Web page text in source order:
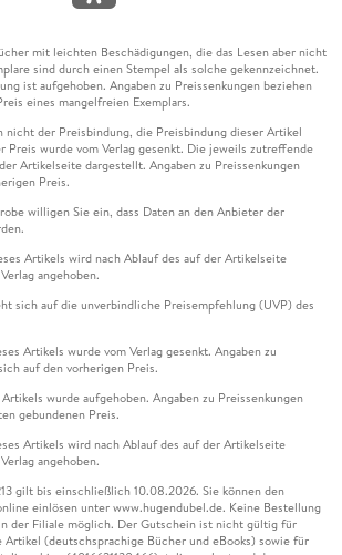
mit leichten Beschädigungen, die das Lesen aber nicht
sind durch einen Stempel als solche gekennzeichnet.
ist aufgehoben. Angaben zu Preissenkungen beziehen
eines mangelfreien Exemplars.
nicht der Preisbindung, die Preisbindung dieser Artikel
Preis wurde vom Verlag gesenkt. Die jeweils zutreffende
Artikelseite dargestellt. Angaben zu Preissenkungen
Preis.
willigen Sie ein, dass Daten an den Anbieter der
Artikels wird nach Ablauf des auf der Artikelseite
angehoben.
sich auf die unverbindliche Preisempfehlung (UVP) des
Artikels wurde vom Verlag gesenkt. Angaben zu
auf den vorherigen Preis.
wurde aufgehoben. Angaben zu Preissenkungen
gebundenen Preis.
Artikels wird nach Ablauf des auf der Artikelseite
angehoben.
gilt bis einschließlich 10.08.2026. Sie können den
einlösen unter www.hugendubel.de. Keine Bestellung
der Filiale möglich. Der Gutschein ist nicht gültig für
(deutschsprachige Bücher und eBooks) sowie für